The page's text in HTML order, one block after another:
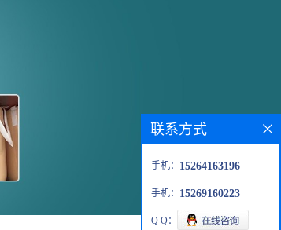
联系方式
手机： 15264163196
手机： 15269160223
Q Q：